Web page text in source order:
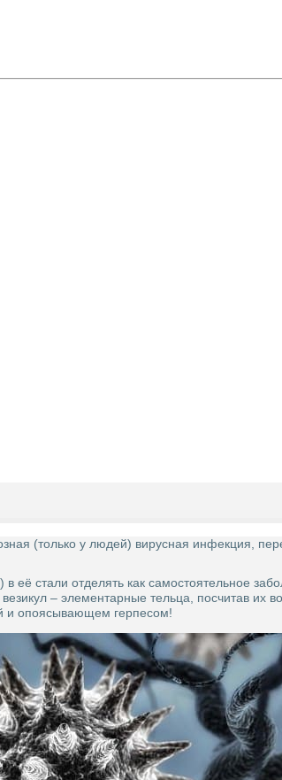
(только у людей) вирусная инфекция,
её стали отделять как самостоятельное
– элементарные тельца, посчитав их
и опоясывающем герпесом!